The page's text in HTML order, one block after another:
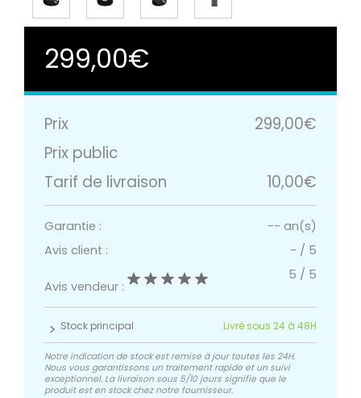
299,00€
Prix
299,00€
Prix public
Tarif de livraison
10,00€
Garantie :
-- an(s)
Avis client :
- / 5
Avis vendeur :
5 / 5
Stock principal Livré sous 24 à 48H
Notre indication de stock est remise à jour toutes les 24H.
Nous vous garantissons un traitement rapide et un suivi
exceptionnel. La livraison sous 5/10 jours signifie que le
produit est en stock chez notre fournisseur.